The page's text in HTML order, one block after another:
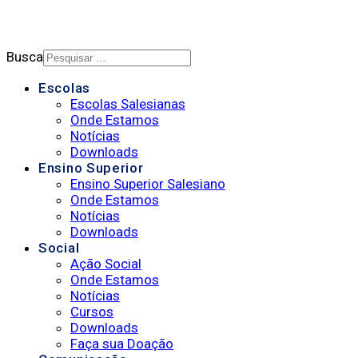
Busca
Escolas
Escolas Salesianas
Onde Estamos
Notícias
Downloads
Ensino Superior
Ensino Superior Salesiano
Onde Estamos
Notícias
Downloads
Social
Ação Social
Onde Estamos
Notícias
Cursos
Downloads
Faça sua Doação